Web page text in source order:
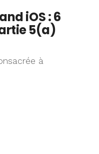
iOS : 6
5(a)
à